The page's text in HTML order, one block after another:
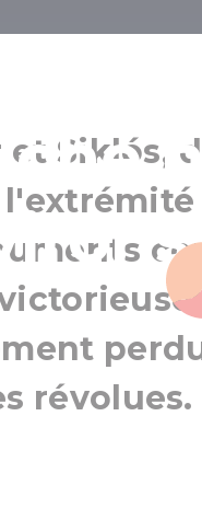
et Siklós,
révolues.